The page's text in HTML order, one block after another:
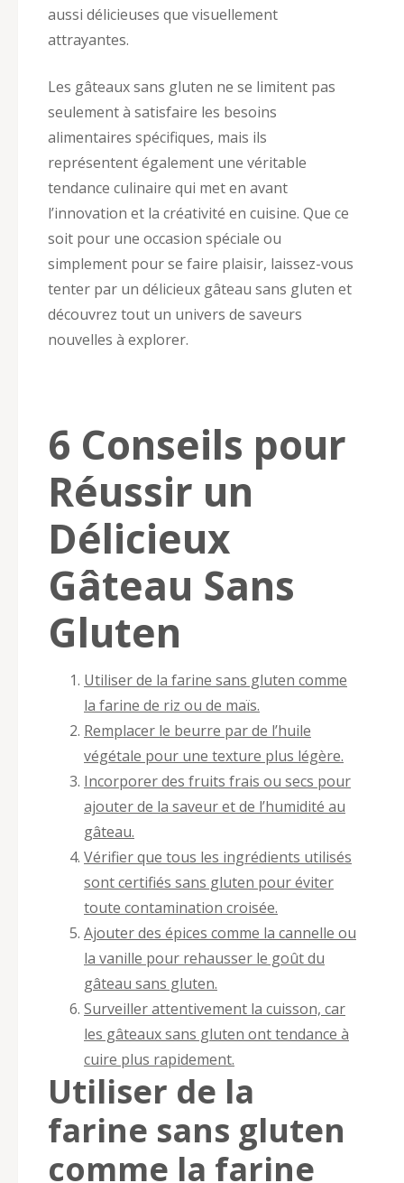
aussi délicieuses que visuellement
attrayantes.
Les gâteaux sans gluten ne se limitent pas
seulement à satisfaire les besoins
alimentaires spécifiques, mais ils
représentent également une véritable
tendance culinaire qui met en avant
l’innovation et la créativité en cuisine. Que ce
soit pour une occasion spéciale ou
simplement pour se faire plaisir, laissez-vous
tenter par un délicieux gâteau sans gluten et
découvrez tout un univers de saveurs
nouvelles à explorer.
6 Conseils pour
Réussir un
Délicieux
Gâteau Sans
Gluten
Utiliser de la farine sans gluten comme
la farine de riz ou de maïs.
Remplacer le beurre par de l’huile
végétale pour une texture plus légère.
Incorporer des fruits frais ou secs pour
ajouter de la saveur et de l’humidité au
gâteau.
Vérifier que tous les ingrédients utilisés
sont certifiés sans gluten pour éviter
toute contamination croisée.
Ajouter des épices comme la cannelle ou
la vanille pour rehausser le goût du
gâteau sans gluten.
Surveiller attentivement la cuisson, car
les gâteaux sans gluten ont tendance à
cuire plus rapidement.
Utiliser de la
farine sans gluten
comme la farine